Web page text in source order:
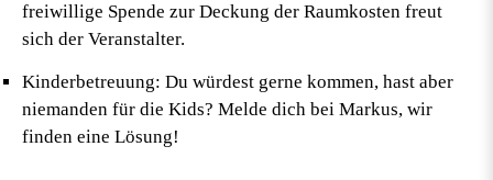
freiwillige Spende zur Deckung der Raumkosten freut
sich der Veranstalter.
Kinderbetreuung: Du würdest gerne kommen, hast aber
niemanden für die Kids? Melde dich bei Markus, wir
finden eine Lösung!